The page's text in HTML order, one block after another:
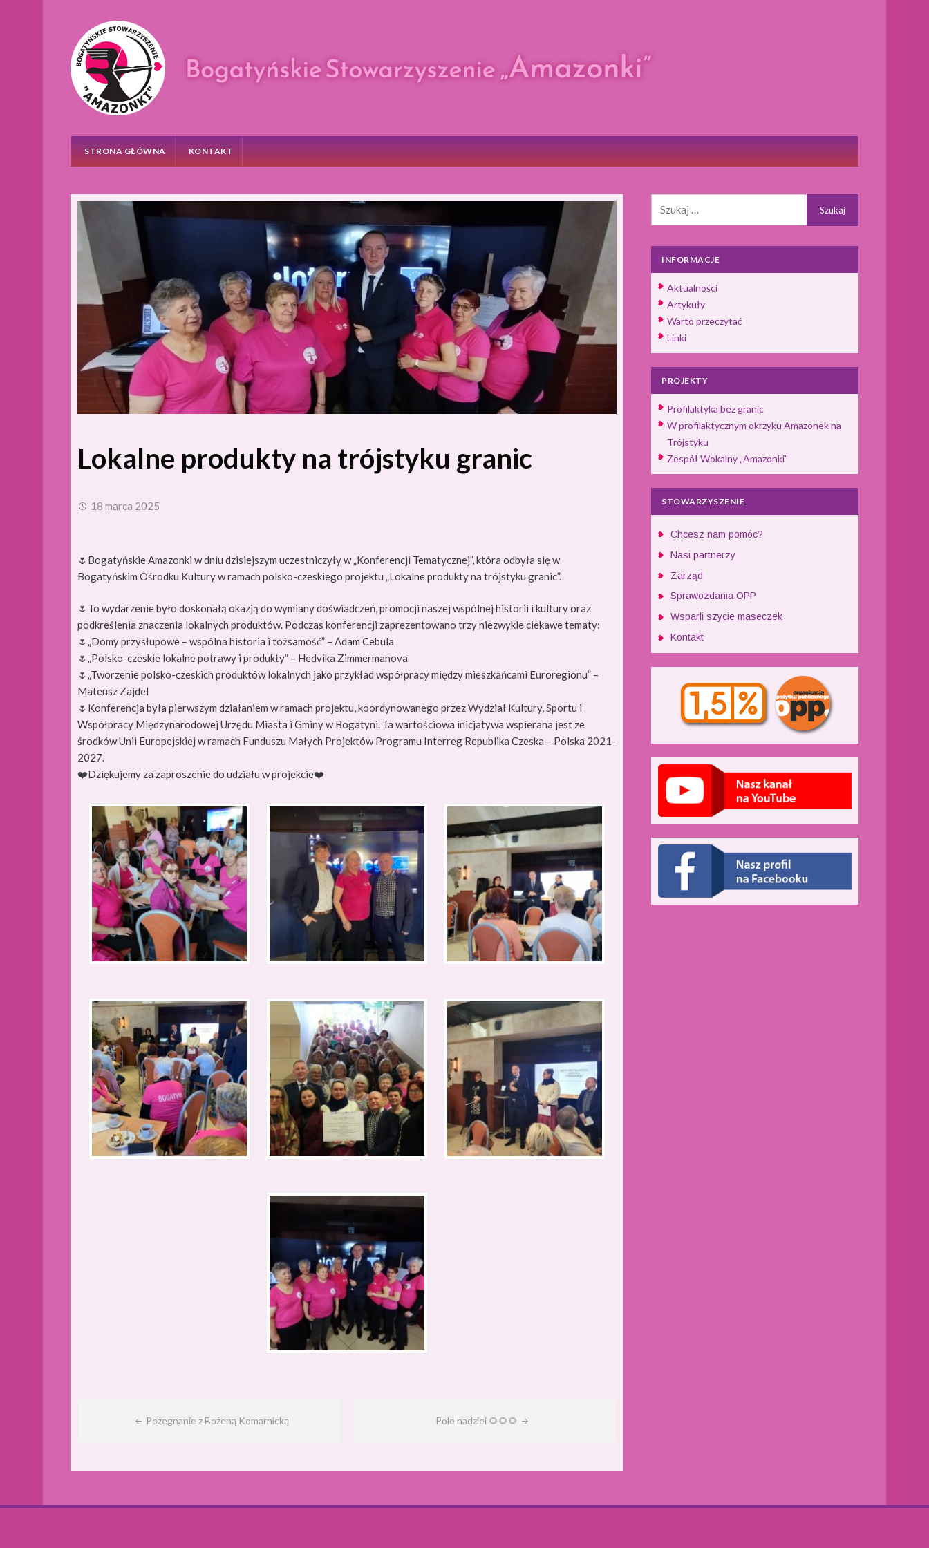
content
STRONA GŁÓWNA KONTAKT
Lokalne produkty na trójstyku granic
18 marca 2025
🌷Bogatyńskie Amazonki w dniu dzisiejszym uczestniczyły w „Konferencji Tematycznej”, która odbyła się w
Bogatyńskim Ośrodku Kultury w ramach polsko-czeskiego projektu „Lokalne produkty na trójstyku granic”.
🌷To wydarzenie było doskonałą okazją do wymiany doświadczeń, promocji naszej wspólnej historii i kultury oraz
podkreślenia znaczenia lokalnych produktów. Podczas konferencji zaprezentowano trzy niezwykle ciekawe tematy:
🌷„Domy przysłupowe – wspólna historia i tożsamość” – Adam Cebula
🌷„Polsko-czeskie lokalne potrawy i produkty” – Hedvika Zimmermanova
🌷„Tworzenie polsko-czeskich produktów lokalnych jako przykład współpracy między mieszkańcami Euroregionu” –
Mateusz Zajdel
🌷Konferencja była pierwszym działaniem w ramach projektu, koordynowanego przez Wydział Kultury, Sportu i
Współpracy Międzynarodowej Urzędu Miasta i Gminy w Bogatyni. Ta wartościowa inicjatywa wspierana jest ze
środków Unii Europejskiej w ramach Funduszu Małych Projektów Programu Interreg Republika Czeska – Polska 2021-
2027.
❤️Dziękujemy za zaproszenie do udziału w projekcie❤️
Pożegnanie z Bożeną Komarnicką Pole nadziei 🌻🌻🌻
INFORMACJE
Aktualności
Artykuły
Warto przeczytać
Linki
PROJEKTY
Profilaktyka bez granic
W profilaktycznym okrzyku Amazonek na
Trójstyku
Zespół Wokalny „Amazonki”
STOWARZYSZENIE
Chcesz nam pomóc?
Nasi partnerzy
Zarząd
Sprawozdania OPP
Wsparli szycie maseczek
Kontakt